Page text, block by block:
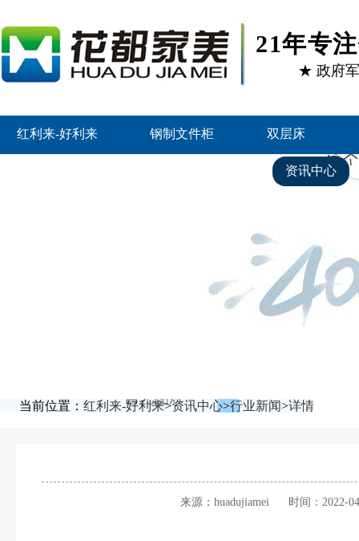
21年专
★ 政府
红利来-好利来 钢制文件柜 双层床
资讯中心
当前位置： 红利来-好利来>资讯中心>行业新闻>详情
来源：huadujiamei 时间：2022-